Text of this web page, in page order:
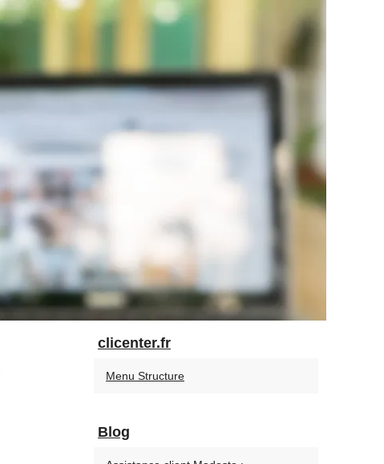
clicenter.fr
Menu Structure
Blog